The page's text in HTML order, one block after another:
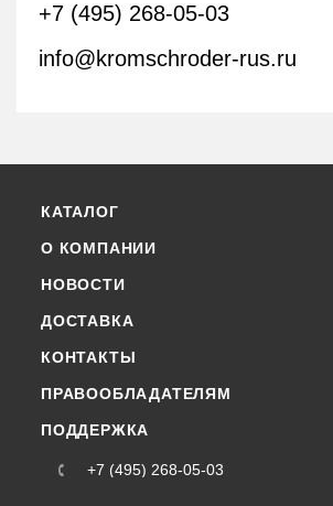
+7 (495) 268-05-03
info@kromschroder-rus.ru
КАТАЛОГ
О КОМПАНИИ
НОВОСТИ
ДОСТАВКА
КОНТАКТЫ
ПРАВООБЛАДАТЕЛЯМ
ПОДДЕРЖКА
+7 (495) 268-05-03